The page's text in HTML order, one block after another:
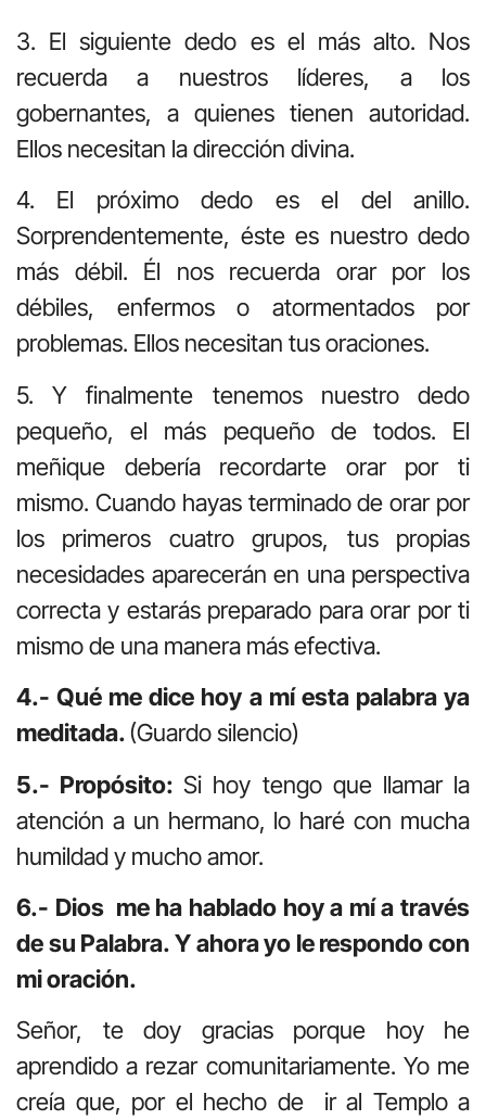
3. El siguiente dedo es el más alto. Nos
recuerda a nuestros líderes, a los
gobernantes, a quienes tienen autoridad.
Ellos necesitan la dirección divina.
4. El próximo dedo es el del anillo.
Sorprendentemente, éste es nuestro dedo
más débil. Él nos recuerda orar por los
débiles, enfermos o atormentados por
problemas. Ellos necesitan tus oraciones.
5. Y finalmente tenemos nuestro dedo
pequeño, el más pequeño de todos. El
meñique debería recordarte orar por ti
mismo. Cuando hayas terminado de orar por
los primeros cuatro grupos, tus propias
necesidades aparecerán en una perspectiva
correcta y estarás preparado para orar por ti
mismo de una manera más efectiva.
4.- Qué me dice hoy a mí esta palabra ya
meditada.(Guardo silencio)
5.- Propósito:Si hoy tengo que llamar la
atención a un hermano, lo haré con mucha
humildad y mucho amor.
6.- Dios me ha hablado hoy a mí a través
de su Palabra. Y ahora yo le respondo con
mi oración.
Señor, te doy gracias porque hoy he
aprendido a rezar comunitariamente. Yo me
creía que, por el hecho de ir al Templo a